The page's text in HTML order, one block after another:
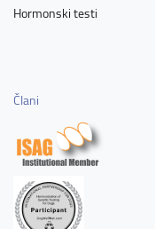
Hormonski testi
Člani